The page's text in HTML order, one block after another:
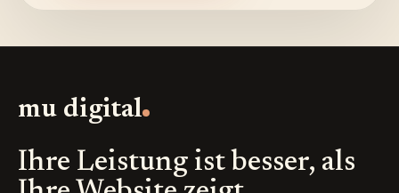
mu digital
Ihre Leistung ist besser, als